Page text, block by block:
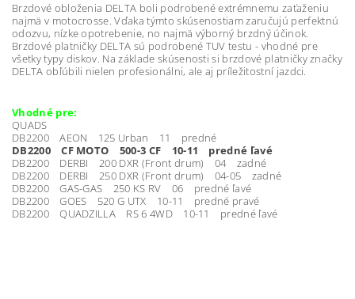
Brzdové obloženia DELTA boli podrobené extrémnemu zaťaženiu
najmä v motocrosse. Vďaka týmto skúsenostiam zaručujú perfektnú
odozvu, nízke opotrebenie, no najmä výborný brzdný účinok.
Brzdové platničky DELTA sú podrobené TUV testu - vhodné pre
všetky typy diskov. Na základe skúsenosti si brzdové platničky značky
DELTA obľúbili nielen profesionálni, ale aj príležitostní jazdci.
Vhodné pre:
QUADS
DB2200 AEON 125 Urban 11 predné
DB2200 CF MOTO 500-3 CF 10-11 predné ľavé
DB2200 DERBI 200 DXR (Front drum) 04 zadné
DB2200 DERBI 250 DXR (Front drum) 04-05 zadné
DB2200 GAS-GAS 250 KS RV 06 predné ľavé
DB2200 GOES 520 G UTX 10-11 predné pravé
DB2200 QUADZILLA RS 6 4WD 10-11 predné ľavé